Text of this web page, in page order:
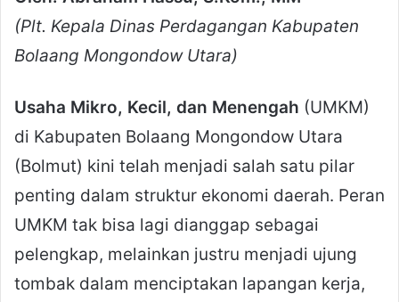
(Plt. Kepala Dinas Perdagangan Kabupaten
Bolaang Mongondow Utara)
Usaha Mikro, Kecil, dan Menengah (UMKM)
di Kabupaten Bolaang Mongondow Utara
(Bolmut) kini telah menjadi salah satu pilar
penting dalam struktur ekonomi daerah. Peran
UMKM tak bisa lagi dianggap sebagai
pelengkap, melainkan justru menjadi ujung
tombak dalam menciptakan lapangan kerja,